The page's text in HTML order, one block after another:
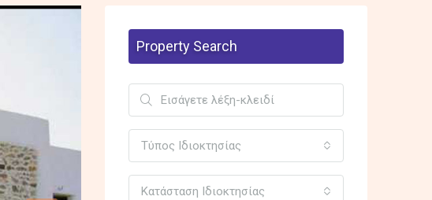
Property Search
Τύπος Ιδιοκτησίας
Κατάσταση Ιδιοκτησίας